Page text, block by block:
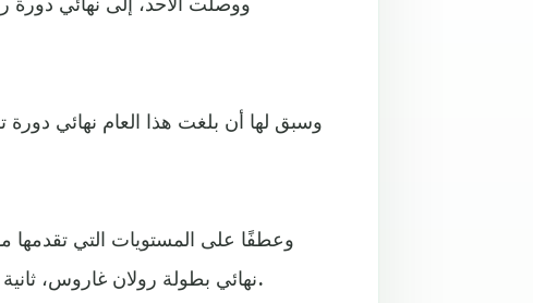
وسبق لها أن بلغت هذا العام نهائي
نهائي بطولة رولان غاروس، ثانية البطولات الأربع الكبرى، التي تنطلق في 22 مايو الحالي.